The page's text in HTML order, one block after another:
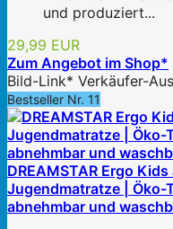
und produziert...
29,99 EUR
Zum Angebot im Shop*
Bild-Link* Verkäufer-
Bestseller Nr. 11
DREAMSTAR Ergo
Jugendmatratze | Öko-
abnehmbar und